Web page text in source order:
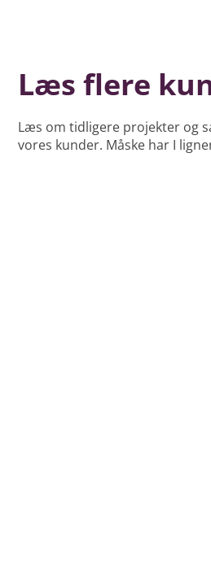
Læs flere
Læs om tidligere projekter og
vores kunder. Måske har I